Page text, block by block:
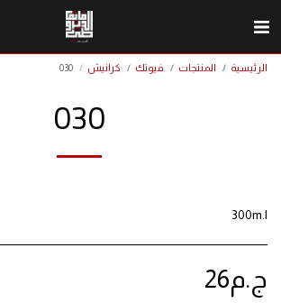
الرئيسية المنتجات فيوتك كرانيش 030
030
300m.l
ج.م26